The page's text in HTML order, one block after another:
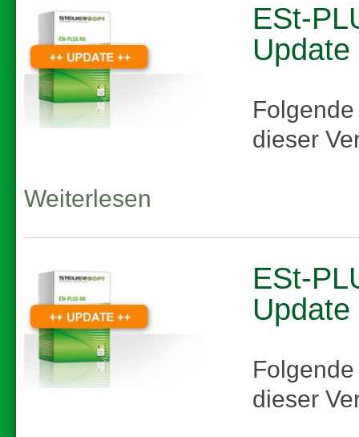
ESt-
dieser
Weiterlesen
ESt-
dieser